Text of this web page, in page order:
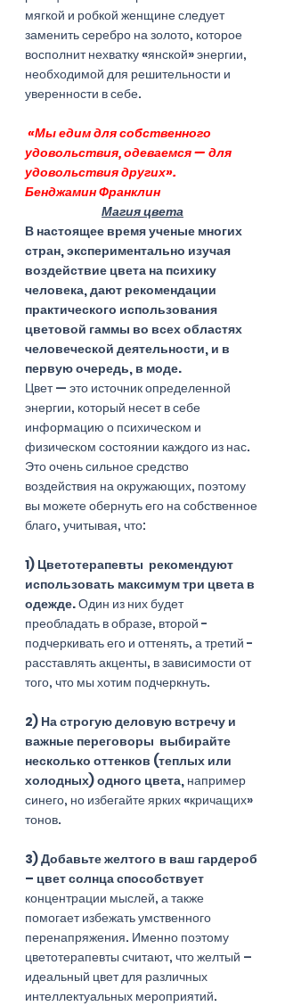
мягкой и робкой женщине следует
заменить серебро на золото, которое
восполнит нехватку «янской» энергии,
необходимой для решительности и
уверенности в себе.
удовольствия, одеваемся — для
удовольствия других».
Бенджамин Франклин
Магия цвета
В настоящее время ученые многих
стран, экспериментально изучая
воздействие цвета на психику
человека, дают рекомендации
практического использования
цветовой гаммы во всех областях
человеческой деятельности, и в
первую очередь, в моде.
Цвет — это источник определенной
энергии, который несет в себе
информацию о психическом и
физическом состоянии каждого из нас.
Это очень сильное средство
воздействия на окружающих, поэтому
вы можете обернуть его на собственное
благо, учитывая, что:
1) Цветотерапевты  рекомендуют
использовать максимум три цвета в
одежде. Один из них будет
преобладать в образе, второй -
подчеркивать его и оттенять, а третий -
расставлять акценты, в зависимости от
того, что мы хотим подчеркнуть.
2) На строгую деловую встречу и
важные переговоры  выбирайте
несколько оттенков (теплых или
холодных) одного цвета, например
синего, но избегайте ярких «кричащих»
тонов.
3) Добавьте желтого в ваш гардероб
– цвет солнца способствует
концентрации мыслей, а также
помогает избежать умственного
перенапряжения. Именно поэтому
цветотерапевты считают, что желтый –
идеальный цвет для различных
интеллектуальных мероприятий.